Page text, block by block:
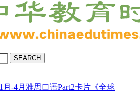
SEARCH
月-4月雅思口语Part2卡片《全球